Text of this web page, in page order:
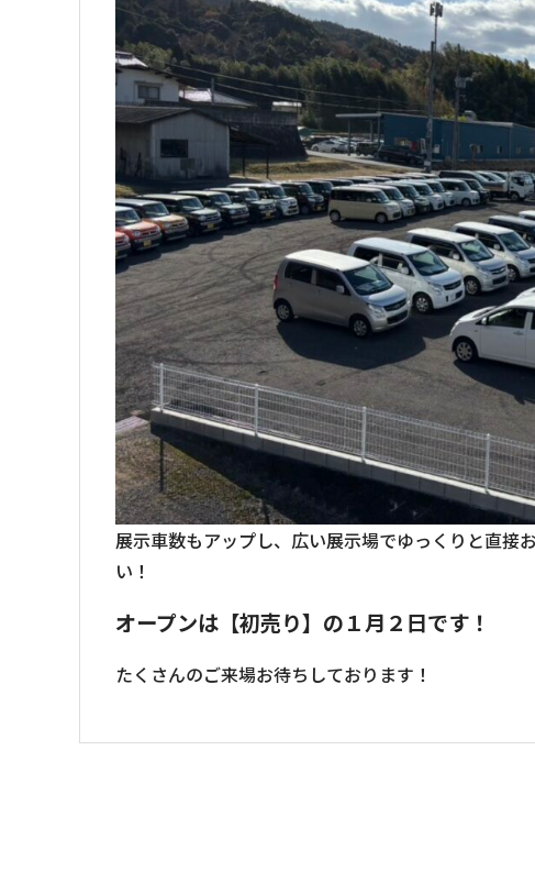
展示車数もアップし、広い展示場でゆっくりと直接
い！
オープンは【初売り】の１月２日です！
たくさんのご来場お待ちしております！